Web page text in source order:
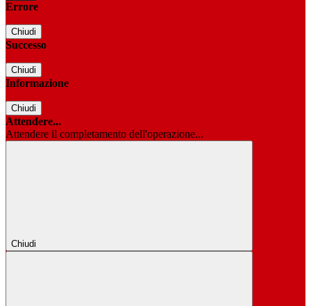
Errore
Chiudi
Successo
Chiudi
Informazione
Chiudi
Attendere...
Attendere il completamento dell'operazione...
Chiudi